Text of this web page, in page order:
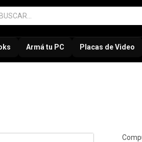
Armá tu PC Placas de Video